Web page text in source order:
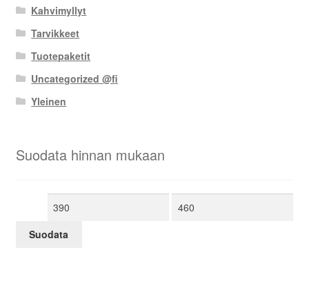
Kahvimyllyt
Tarvikkeet
Tuotepaketit
Uncategorized @fi
Yleinen
Suodata hinnan mukaan
Minimihinta Maksimihinta
Suodata